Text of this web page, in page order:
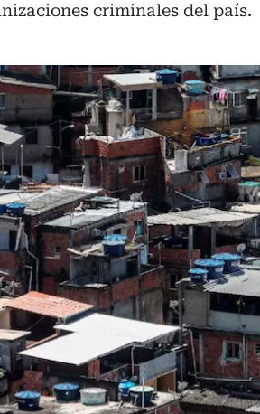
criminales del país.